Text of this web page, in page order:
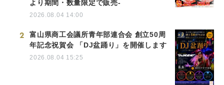
より期間・数量限定で販売-
2026.08.04 14:00
2
富山県商工会議所青年部連合会 創立50周
年記念祝賀会 「DJ盆踊り」を開催します
2026.08.04 15:25